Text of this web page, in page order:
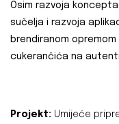
Osim razvoja
sučelja i razvoja
brendiranom
cukerančića na
Projekt: Umijeće